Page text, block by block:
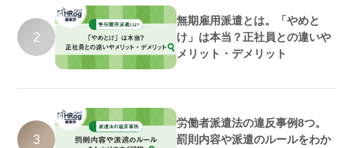
2
無期雇用派遣とは。「やめと
け」は本当？正社員との違いや
メリット・デメリット
3
労働者派遣法の違反事例8つ。
罰則内容や派遣のルールをわか